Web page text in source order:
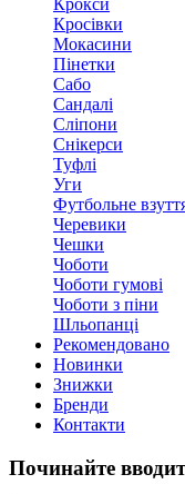
Крокси
Кросівки
Мокасини
Пінетки
Сабо
Сандалі
Сліпони
Снікерси
Туфлі
Уги
Футбольне
Черевики
Чешки
Чоботи
Чоботи гумові
Чоботи з піни
Шльопанці
Рекомендовано
Новинки
Знижки
Бренди
Контакти
Починайте